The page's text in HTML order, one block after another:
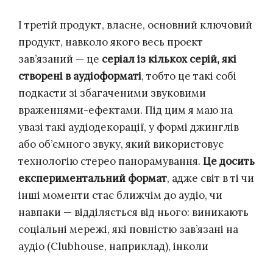
І третій продукт, власне, основний ключовий
продукт, навколо якого весь проєкт
зав’язаний — це серіал із кількох серій, які
створені в аудіоформаті, тобто це такі собі
подкасти зі збагаченими звуковими
враженнями-ефектами. Під цим я маю на
увазі такі аудіодекорації, у формі джинглів
або об’ємного звуку, який використовує
технологію стерео панорамування. Це досить
експериментальний формат, адже світ в ті чи
інші моменти стає ближчім до аудіо, чи
навпаки — відділяється від нього: виникають
соціальні мережі, які повністю зав’язані на
аудіо (Clubhouse, наприклад), інколи